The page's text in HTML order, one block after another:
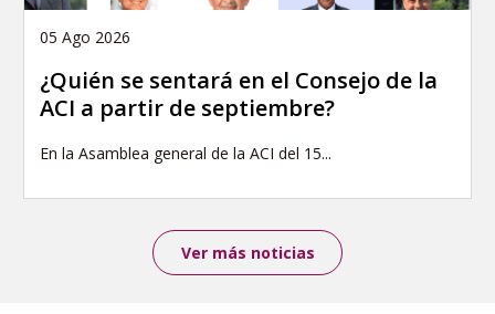
05 Ago 2026
¿Quién se sentará en el Consejo de la
ACI a partir de septiembre?
En la Asamblea general de la ACI del 15...
Ver más noticias